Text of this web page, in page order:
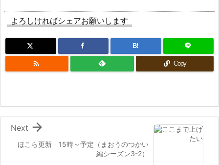
よろしければシェアお願いします
B!
 Copy
ほこら更新 15時～予定（まおうのつかい
編シーズン3-2）

Next